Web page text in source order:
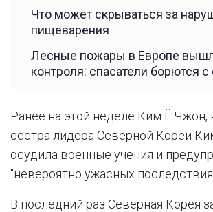
Что может скрываться за
пищеварения
Лесные пожары в Европе
контроля: спасатели борются с
Ранее на этой неделе Ким Ё Чжон,
сестра лидера Северной Кореи
осудила военные учения и
"невероятно ужасных
В последний раз Северная Корея